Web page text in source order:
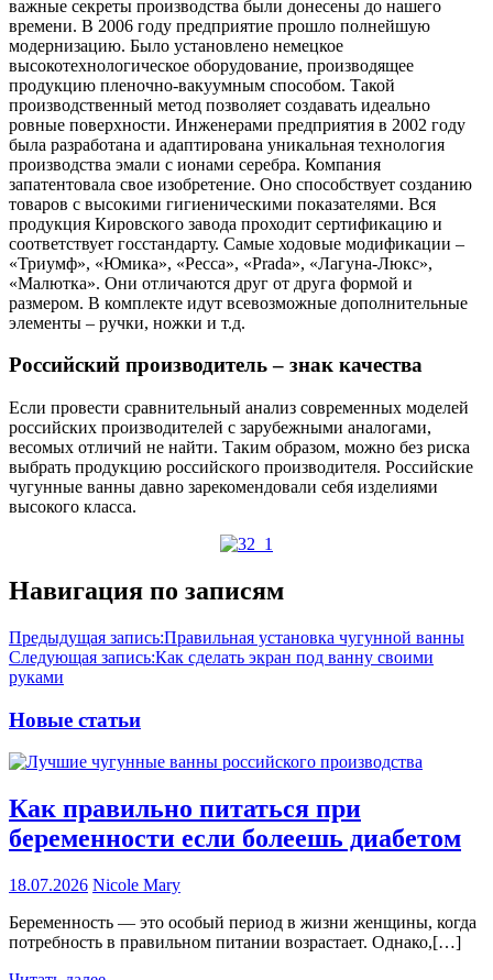
важные секреты производства были донесены до нашего
времени. В 2006 году предприятие прошло полнейшую
модернизацию. Было установлено немецкое
высокотехнологическое оборудование, производящее
продукцию пленочно-вакуумным способом. Такой
производственный метод позволяет создавать идеально
ровные поверхности. Инженерами предприятия в 2002 году
была разработана и адаптирована уникальная технология
производства эмали с ионами серебра. Компания
запатентовала свое изобретение. Оно способствует созданию
товаров с высокими гигиеническими показателями. Вся
продукция Кировского завода проходит сертификацию и
соответствует госстандарту. Самые ходовые модификации –
«Триумф», «Юмика», «Ресса», «Prada», «Лагуна-Люкс»,
«Малютка». Они отличаются друг от друга формой и
размером. В комплекте идут всевозможные дополнительные
элементы – ручки, ножки и т.д.
Российский производитель – знак качества
Если провести сравнительный анализ современных моделей
российских производителей с зарубежными аналогами,
весомых отличий не найти. Таким образом, можно без риска
выбрать продукцию российского производителя. Российские
чугунные ванны давно зарекомендовали себя изделиями
высокого класса.
Навигация по записям
Предыдущая запись:Правильная установка чугунной ванны
Следующая запись:Как сделать экран под ванну своими
руками
Новые статьи
Как правильно питаться при
беременности если болеешь диабетом
18.07.2026 Nicole Mary
Беременность — это особый период в жизни женщины, когда
потребность в правильном питании возрастает. Однако,[…]